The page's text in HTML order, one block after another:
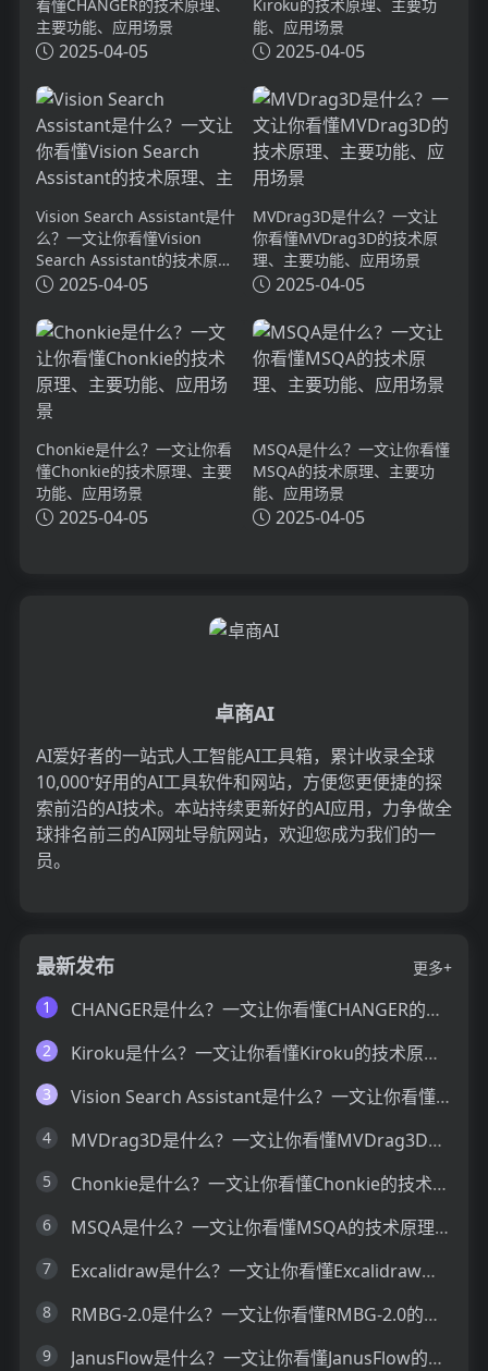
看懂CHANGER的技术原理、
主要功能、应用场景
2025-04-05
Kiroku的技术原理、主要功
能、应用场景
2025-04-05
Vision Search Assistant是什
么？一文让你看懂Vision
Search Assistant的技术原
理、主要功能、应用场景
2025-04-05
MVDrag3D是什么？一文让
你看懂MVDrag3D的技术原
理、主要功能、应用场景
2025-04-05
Chonkie是什么？一文让你看
懂Chonkie的技术原理、主要
功能、应用场景
2025-04-05
MSQA是什么？一文让你看懂
MSQA的技术原理、主要功
能、应用场景
2025-04-05
卓商AI
AI爱好者的一站式人工智能AI工具箱，累计收录全球
10,000⁺好用的AI工具软件和网站，方便您更便捷的探
索前沿的AI技术。本站持续更新好的AI应用，力争做全
球排名前三的AI网址导航网站，欢迎您成为我们的一
员。
最新发布
更多+
1
CHANGER是什么？一文让你看懂CHANGER的技术原理、主要功能、应用场景
2 Kiroku是什么？一文让你看懂Kiroku的技术原理、主要功能、应用场景
3 Vision Search Assistant是什么？一文让你看懂Vision Search Assistant的技术原理、主要功能、应用场景
4 MVDrag3D是什么？一文让你看懂MVDrag3D的技术原理、主要功能、应用场景
5 Chonkie是什么？一文让你看懂Chonkie的技术原理、主要功能、应用场景
6 MSQA是什么？一文让你看懂MSQA的技术原理、主要功能、应用场景
7 Excalidraw是什么？一文让你看懂Excalidraw的技术原理、主要功能、应用场景
8 RMBG-2.0是什么？一文让你看懂RMBG-2.0的技术原理、主要功能、应用场景
9 JanusFlow是什么？一文让你看懂JanusFlow的技术原理、主要功能、应用场景